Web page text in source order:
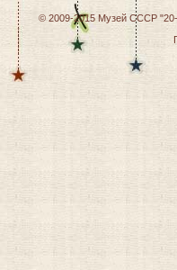
© 2009-2015 Музей СССР